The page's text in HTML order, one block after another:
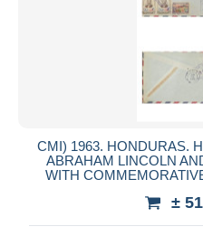
CMI) 1963. HONDURAS.
ABRAHAM LINCOLN
WITH
±